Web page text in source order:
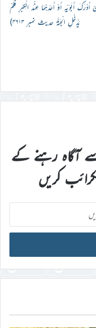
أَبَوَيْهِ أَوْ أَحَدَهُمَا عِنْدَ الْكِبَرِ فَلَمْ
يَدْخُلِ الْجَنَّةَ حدیث نمبر ۴۶۱۳)
آگاہ رہنے کے
کریں